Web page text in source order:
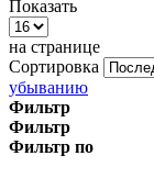
Показать
на странице
Сортировка
убыванию
Фильтр
Фильтр
Фильтр по